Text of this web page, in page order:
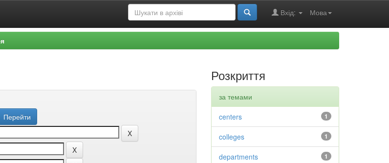
Мова
Вхід:
Розкриття
за темами
1
centers
1
colleges
1
departments